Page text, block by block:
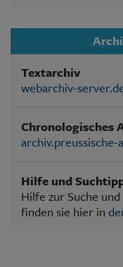
Textarchiv
webarchiv-
Chronologisches
archiv.preussische-
Hilfe und
Hilfe zur Suche
finden sie hier in